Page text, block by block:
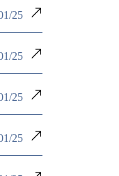
25
25
25
25